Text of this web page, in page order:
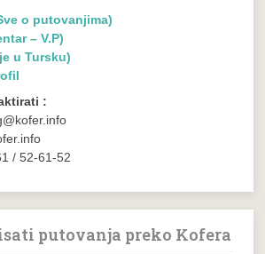
o putovanjima)
– V.P)
u Tursku)
:
/ 52-61-52
putovanja preko Kofera